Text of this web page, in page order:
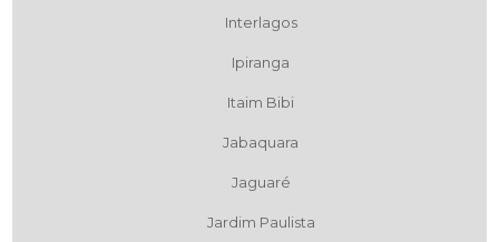
Interlagos
Ipiranga
Itaim Bibi
Jabaquara
Jaguaré
Jardim Paulista